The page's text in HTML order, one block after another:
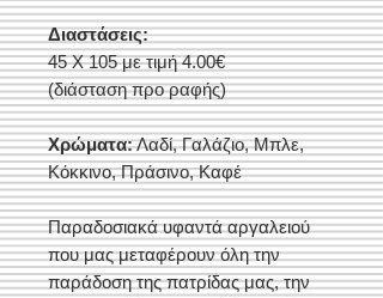
Διαστάσεις:
45 Χ 105 με τιμή 4.00€
(διάσταση προ ραφής)
Χρώματα:Λαδί, Γαλάζιο, Μπλε,
Κόκκινο, Πράσινο, Καφέ
Παραδοσιακά υφαντά αργαλειού
που μας μεταφέρουν όλη την
παράδοση της πατρίδας μας, την